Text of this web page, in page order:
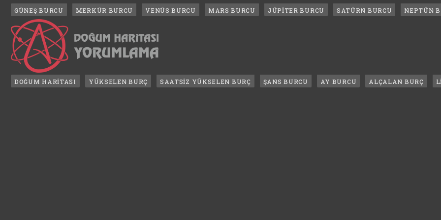
GÜNEŞ BURCU MERKÜR BURCU VENÜS BURCU MARS BURCU JÜPİTER BURCU SATÜRN BURCU NEPTÜN
DOĞUM HARİTASI YÜKSELEN BURÇ SAATSİZ YÜKSELEN BURÇ ŞANS BURCU AY BURCU ALÇALAN BURÇ